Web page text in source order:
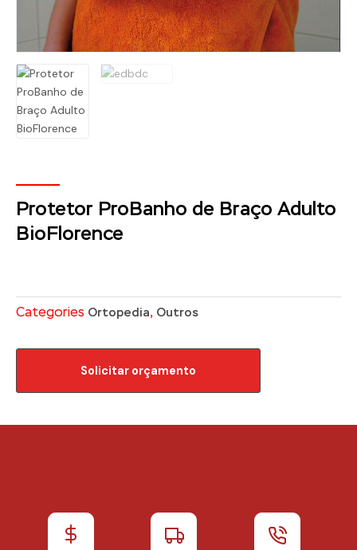
Protetor ProBanho de Braço Adulto
BioFlorence
Categories Ortopedia, Outros
Solicitar orçamento